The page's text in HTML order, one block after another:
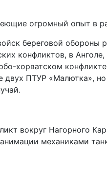
огромный опыт в
береговой обороны
конфликтов, в
хорватском
двух ПТУР «Малютка»,
вокруг Нагорного
механиками